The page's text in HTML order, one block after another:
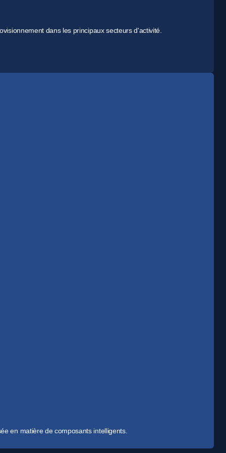
dans les principaux secteurs d'activité.
en matière de composants intelligents.